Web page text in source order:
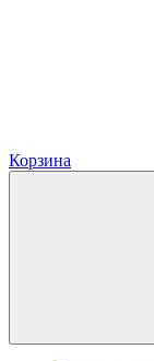
Корзина